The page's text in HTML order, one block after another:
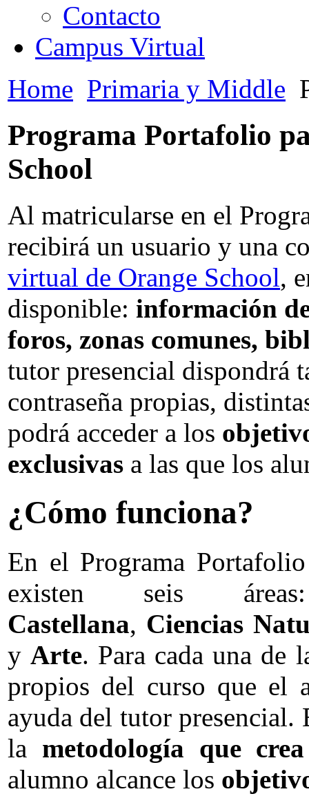
Contacto
Campus Virtual
Home Primaria y Middle
Programa Portafolio
School
Al matricularse en el
recibirá un usuario y una
virtual de Orange School,
disponible: información
foros, zonas comunes,
tutor presencial dispondrá
contraseña propias,
podrá acceder a los
exclusivas a las que los
¿Cómo funciona?
En el Programa
existen seis
Castellana, Ciencias
yArte. Para cada una de
propios del curso que el
ayuda del tutor presencial.
la metodología que
alumno alcance los